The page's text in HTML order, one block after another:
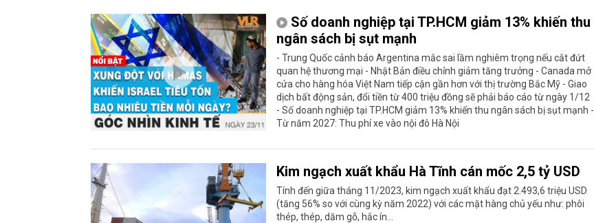
Số doanh nghiệp tại TP.HCM giảm 13% khiến thu
ngân sách bị sụt mạnh
- Trung Quốc cảnh báo Argentina mắc sai lầm nghiêm trọng nếu cắt đứt
quan hệ thương mại - Nhật Bản điều chỉnh giảm tăng trưởng - Canada mở
cửa cho hàng hóa Việt Nam tiếp cận gần hơn với thị trường Bắc Mỹ - Giao
dịch bất động sản, đổi tiền từ 400 triệu đồng sẽ phải báo cáo từ ngày 1/12
- Số doanh nghiệp tại TP.HCM giảm 13% khiến thu ngân sách bị sụt mạnh -
Từ năm 2027: Thu phí xe vào nội đô Hà Nội
Kim ngạch xuất khẩu Hà Tĩnh cán mốc 2,5 tỷ USD
Tính đến giữa tháng 11/2023, kim ngạch xuất khẩu đạt 2.493,6 triệu USD
(tăng 56% so với cùng kỳ năm 2022) với các mặt hàng chủ yếu như: phôi
thép, thép, dăm gỗ, hắc ín...